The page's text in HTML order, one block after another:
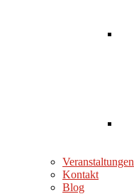
Veranstaltungen
Kontakt
Blog